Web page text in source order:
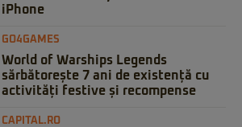
iPhone
GO4GAMES
World of Warships Legends
sărbătorește 7 ani de existență cu
activități festive și recompense
CAPITAL.RO